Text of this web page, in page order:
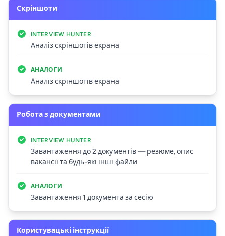
Скріншоти
INTERVIEW HUNTER
Аналіз скріншотів екрана
АНАЛОГИ
Аналіз скріншотів екрана
Робота з документами
INTERVIEW HUNTER
Завантаження до 2 документів — резюме, опис
вакансії та будь-які інші файли
АНАЛОГИ
Завантаження 1 документа за сесію
Користувацькі інструкції